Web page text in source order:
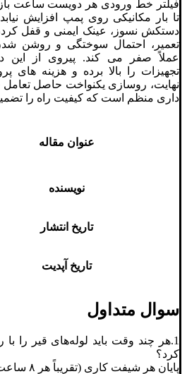
فیلتر خط ورودی هر دویست ساعت
تا بار مکانیکی روی پمپ افزایش
دستکش نسوز، عینک ایمنی و قفل‌
تعمیر، احتمال سوختگی و روشن‌ شدن
عملاً صفر می‌ کند. پیروی از این
تجهیزات را بالا برده و هزینه‌ های
نهایت، روسازی یکنواخت حاصل تعامل
داری منظم است که کیفیت راه را
عنوان مقاله
نویسنده
تاریخ انتشار
تاریخ آپدیت
سوال متداول
1.هر چند وقت باید لوله‌های قیر را
کرد؟
پایان هر شیفت کاری (تقریباً هر ۸ ساعت).